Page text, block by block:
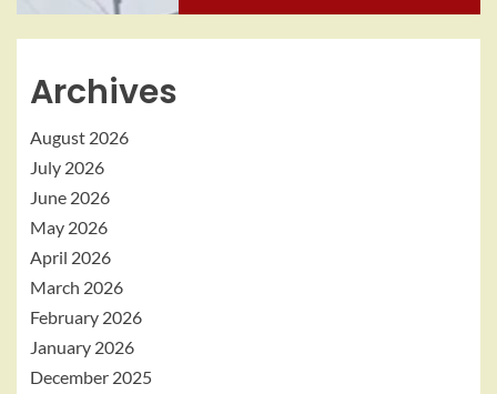
Archives
August 2026
July 2026
June 2026
May 2026
April 2026
March 2026
February 2026
January 2026
December 2025